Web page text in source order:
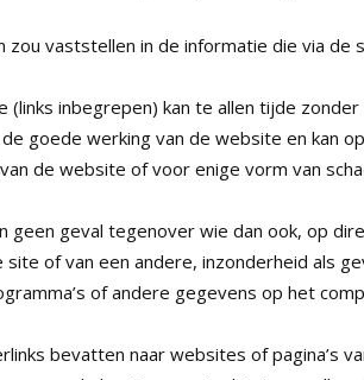
zou vaststellen in de informatie die via
(links inbegrepen) kan te allen tijde
goede werking van de website en kan
de website of voor enige vorm van
in geen geval tegenover wie dan ook, op
of van een andere, inzonderheid als
of andere gegevens op het
bevatten naar websites of pagina’s